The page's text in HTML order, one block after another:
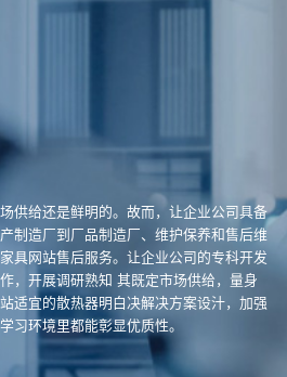
供给还是鲜明的。故而，让企业公司具备
制造厂到厂品制造厂、维护保养和售后维
具网站售后服务。让企业公司的专科开发
，开展调研熟知 其既定市场供给，量身
适宜的散热器明白决解决方案设汁，加强
习环境里都能彰显优质性。